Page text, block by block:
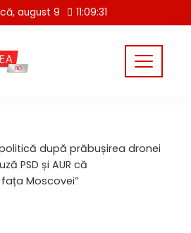
august 9 11:09:31
după prăbușirea dronei
PSD și AUR că
Moscovei”